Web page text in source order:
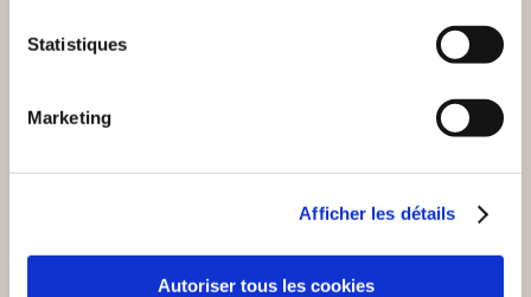
Statistiques
Marketing
Afficher les détails
Autoriser tous les cookies
Littérature humoristique Littérature humoristique